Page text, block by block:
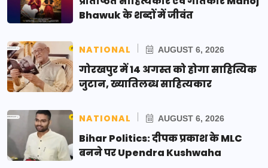
Bhawuk के शब्दों में जीवंत
NATIONAL AUGUST 6, 2026
गोरखपुर में 14 अगस्त को होगा साहित्यिक
जुटान, ख्यातिलब्ध साहित्यकार
NATIONAL AUGUST 6, 2026
Bihar Politics: दीपक प्रकाश के MLC
बनने पर Upendra Kushwaha